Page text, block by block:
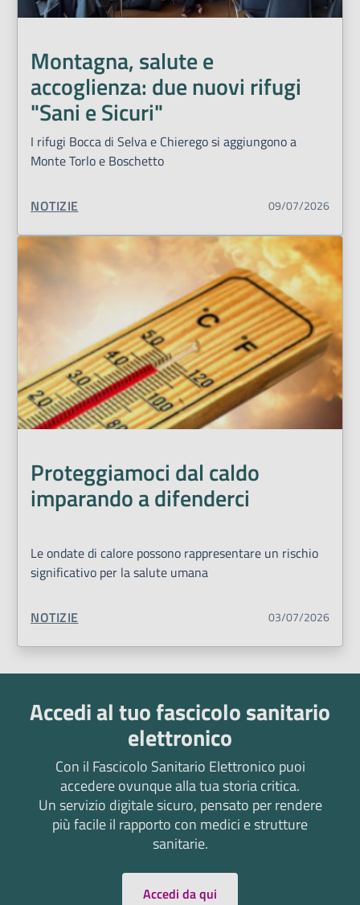
Montagna, salute e
accoglienza: due nuovi rifugi
"Sani e Sicuri"
I rifugi Bocca di Selva e Chierego si aggiungono a
Monte Torlo e Boschetto
TIPO CONTENUTO:
NOTIZIE 09/07/2026
Proteggiamoci dal caldo
imparando a difenderci
Le ondate di calore possono rappresentare un rischio
significativo per la salute umana
TIPO CONTENUTO:
NOTIZIE 03/07/2026
Accedi al tuo fascicolo sanitario
elettronico
Con il Fascicolo Sanitario Elettronico puoi
accedere ovunque alla tua storia critica.
Un servizio digitale sicuro, pensato per rendere
più facile il rapporto con medici e strutture
sanitarie.
Accedi da qui